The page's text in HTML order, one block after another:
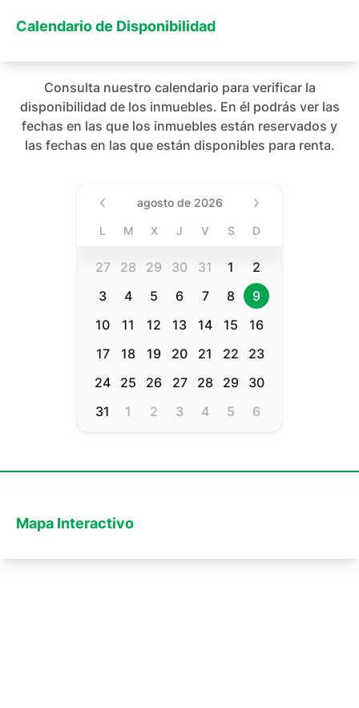
Calendario de Disponibilidad
Consulta nuestro calendario para verificar la
disponibilidad de los inmuebles. En él podrás ver las
fechas en las que los inmuebles están reservados y
las fechas en las que están disponibles para renta.
Date (Min Date Value),
agosto de 2026
L M X J V S D
27 28 29 30 31 1
2
3
4 5 6 7 8
9
10
11 12 13 14 15
16
17
18 19 20 21 22
23
24
25 26 27 28 29
30
31
1 2 3 4 5 6
Mapa Interactivo